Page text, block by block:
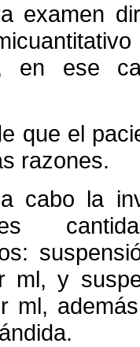
examen
en ese
que el
razones.
cabo la
ml, y
ml,